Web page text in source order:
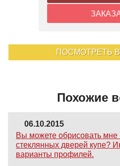
ПОСМОТРЕТЬ
Похожие
06.10.2015
Вы можете обрисовать
стеклянных дверей купе?
варианты профилей.